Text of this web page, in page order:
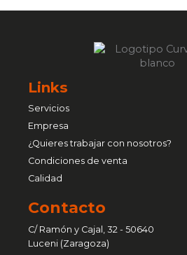
Links
Servicios
Empresa
¿Quieres trabajar con nosotros?
Condiciones de venta
Calidad
Contacto
C/ Ramón y Cajal, 32 - 50640
Luceni (Zaragoza)